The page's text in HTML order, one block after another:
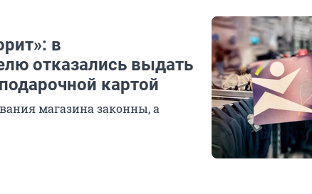
в
отказались выдать
картой
магазина законны, а